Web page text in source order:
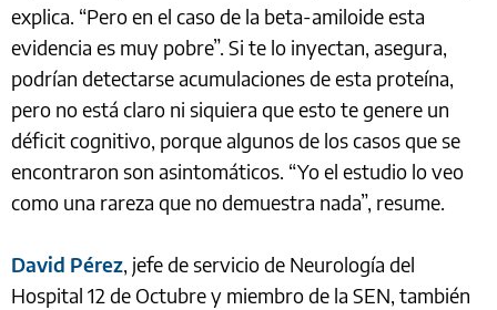
explica. “Pero en el caso de la beta-amiloide esta
evidencia es muy pobre”. Si te lo inyectan, asegura,
podrían detectarse acumulaciones de esta proteína,
pero no está claro ni siquiera que esto te genere un
déficit cognitivo, porque algunos de los casos que se
encontraron son asintomáticos. “Yo el estudio lo veo
como una rareza que no demuestra nada”, resume.
David Pérez, jefe de servicio de Neurología del
Hospital 12 de Octubre y miembro de la SEN, también